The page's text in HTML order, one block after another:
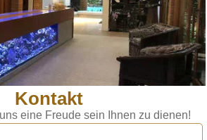
Kontakt
eine Freude sein Ihnen zu dienen!